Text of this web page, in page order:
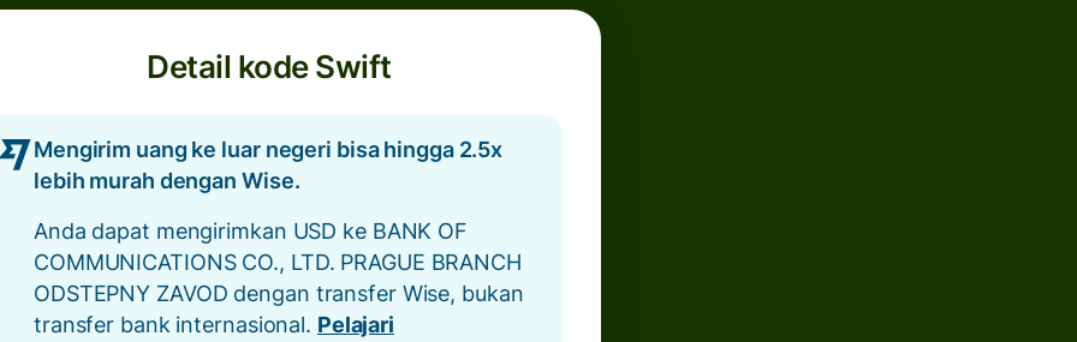
Detail kode Swift
Mengirim uang ke luar negeri bisa hingga 2.5x
lebih murah dengan Wise.
Anda dapat mengirimkan USD ke BANK OF
COMMUNICATIONS CO., LTD. PRAGUE BRANCH
ODSTEPNY ZAVOD dengan transfer Wise, bukan
transfer bank internasional. Pelajari